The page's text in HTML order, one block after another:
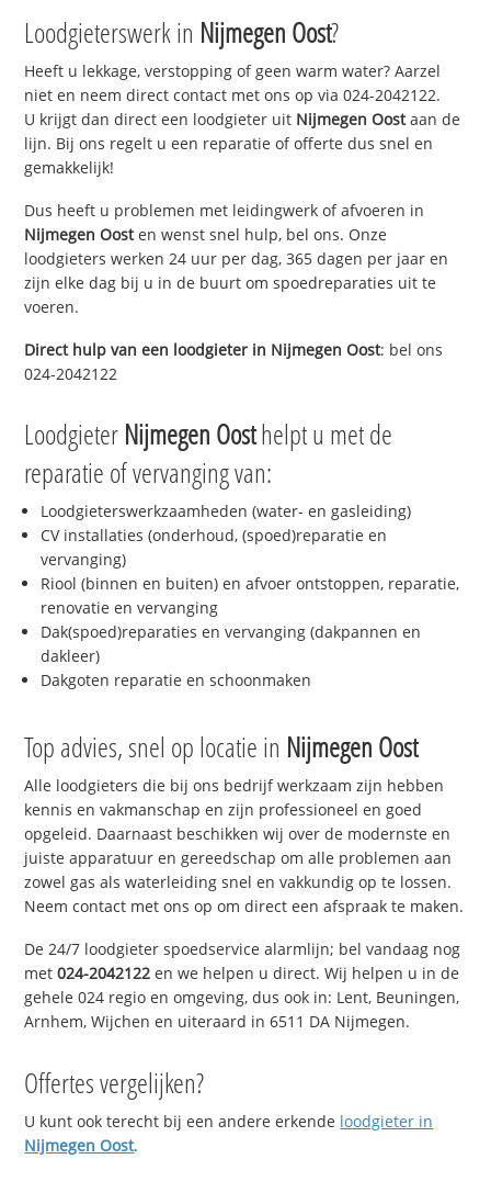
Loodgieterswerk in Nijmegen Oost?
Heeft u lekkage, verstopping of geen warm water? Aarzel
niet en neem direct contact met ons op via 024-2042122.
U krijgt dan direct een loodgieter uit Nijmegen Oostaan de
lijn. Bij ons regelt u een reparatie of offerte dus snel en
gemakkelijk!
Dus heeft u problemen met leidingwerk of afvoeren in
Nijmegen Oosten wenst snel hulp, bel ons. Onze
loodgieters werken 24 uur per dag, 365 dagen per jaar en
zijn elke dag bij u in de buurt om spoedreparaties uit te
voeren.
Direct hulp van een loodgieter in Nijmegen Oost: bel ons
024-2042122
Loodgieter Nijmegen Oosthelpt u met de
reparatie of vervanging van:
Loodgieterswerkzaamheden (water- en gasleiding)
CV installaties (onderhoud, (spoed)reparatie en
vervanging)
Riool (binnen en buiten) en afvoer ontstoppen, reparatie,
renovatie en vervanging
Dak(spoed)reparaties en vervanging (dakpannen en
dakleer)
Dakgoten reparatie en schoonmaken
Top advies, snel op locatie in Nijmegen Oost
Alle loodgieters die bij ons bedrijf werkzaam zijn hebben
kennis en vakmanschap en zijn professioneel en goed
opgeleid. Daarnaast beschikken wij over de modernste en
juiste apparatuur en gereedschap om alle problemen aan
zowel gas als waterleiding snel en vakkundig op te lossen.
Neem contact met ons op om direct een afspraak te maken.
De 24/7 loodgieter spoedservice alarmlijn; bel vandaag nog
met024-2042122 en we helpen u direct. Wij helpen u in de
gehele 024 regio en omgeving, dus ook in: Lent, Beuningen,
Arnhem, Wijchen en uiteraard in 6511 DA Nijmegen.
Offertes vergelijken?
U kunt ook terecht bij een andere erkende loodgieter in
Nijmegen Oost.